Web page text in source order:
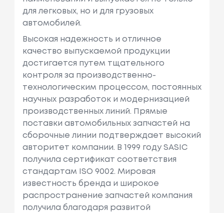
для легковых, но и для грузовых
автомобилей.
Высокая надежность и отличное
качество выпускаемой продукции
достигается путем тщательного
контроля за производственно-
технологическим процессом, постоянных
научных разработок и модернизацией
производственных линий. Прямые
поставки автомобильных запчастей на
сборочные линии подтверждает высокий
авторитет компании. В 1999 году SASIC
получила сертификат соответствия
стандартам ISO 9002. Мировая
известность бренда и широкое
распространение запчастей компания
получила благодаря развитой